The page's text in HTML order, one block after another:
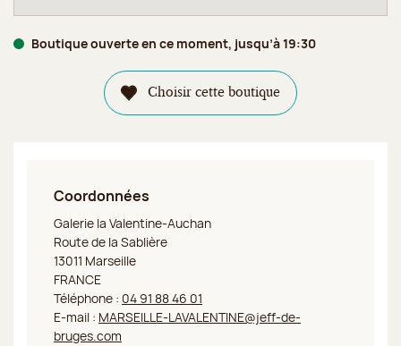
Boutique ouverte en ce moment, jusqu’à 19:30
Choisir cette boutique
Coordonnées
Jeff de Bruges Marseille La Valentine
Galerie la Valentine-Auchan
Route de la Sablière
13011 Marseille
FRANCE
Téléphone : 04 91 88 46 01
E-mail : MARSEILLE-LAVALENTINE@jeff-de-
bruges.com